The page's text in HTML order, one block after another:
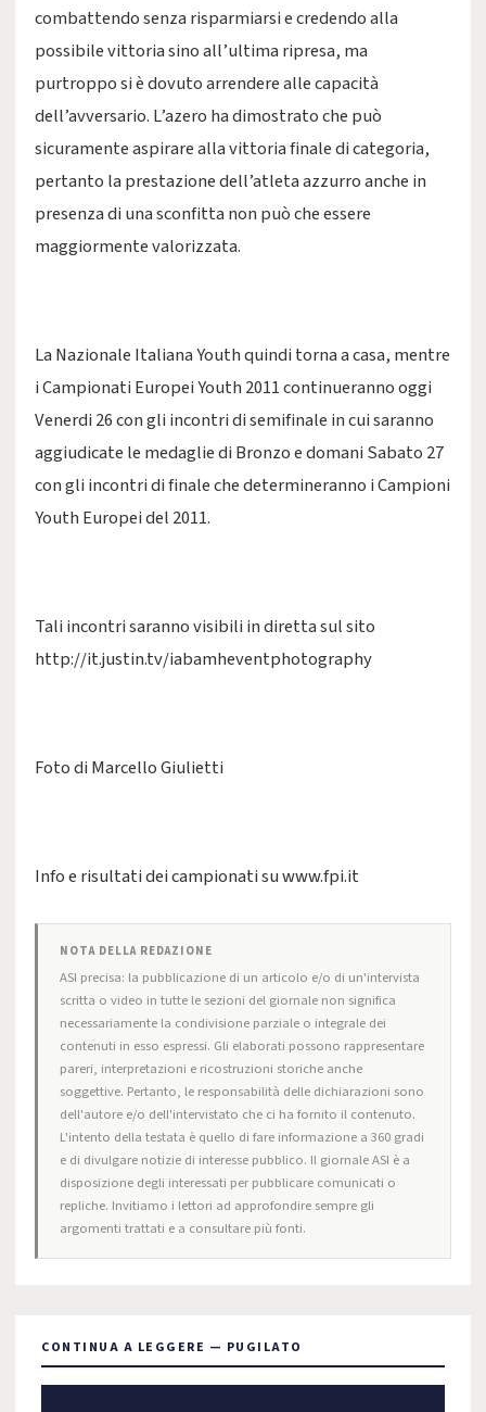
combattendo senza risparmiarsi e credendo alla
possibile vittoria sino all’ultima ripresa, ma
purtroppo si è dovuto arrendere alle capacità
dell’avversario. L’azero ha dimostrato che può
sicuramente aspirare alla vittoria finale di categoria,
pertanto la prestazione dell’atleta azzurro anche in
presenza di una sconfitta non può che essere
maggiormente valorizzata.
La Nazionale Italiana Youth quindi torna a casa, mentre
i Campionati Europei Youth 2011 continueranno oggi
Venerdi 26 con gli incontri di semifinale in cui saranno
aggiudicate le medaglie di Bronzo e domani Sabato 27
con gli incontri di finale che determineranno i Campioni
Youth Europei del 2011.
Tali incontri saranno visibili in diretta sul sito
http://it.justin.tv/iabamheventphotography
Foto di Marcello Giulietti
Info e risultati dei campionati su www.fpi.it
NOTA DELLA REDAZIONE
ASI precisa: la pubblicazione di un articolo e/o di un'intervista
scritta o video in tutte le sezioni del giornale non significa
necessariamente la condivisione parziale o integrale dei
contenuti in esso espressi. Gli elaborati possono rappresentare
pareri, interpretazioni e ricostruzioni storiche anche
soggettive. Pertanto, le responsabilità delle dichiarazioni sono
dell'autore e/o dell'intervistato che ci ha fornito il contenuto.
L'intento della testata è quello di fare informazione a 360 gradi
e di divulgare notizie di interesse pubblico. Il giornale ASI è a
disposizione degli interessati per pubblicare comunicati o
repliche. Invitiamo i lettori ad approfondire sempre gli
argomenti trattati e a consultare più fonti.
CONTINUA A LEGGERE — PUGILATO